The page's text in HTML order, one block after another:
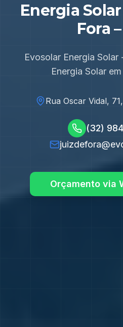
Energia
Fora –
Evosolar Energia
Energia Solar em
Rua Oscar Vidal,
(32)
Orçamento via